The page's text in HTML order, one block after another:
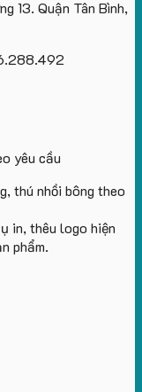
13. Quận Tân Bình,
thú nhồi bông theo
in, thêu logo hiện
phẩm.